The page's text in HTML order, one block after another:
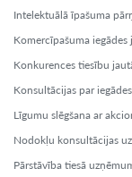
Intelektuālā īpašuma
Komercīpašuma
Konkurences tiesību
Konsultācijas par
Līgumu slēgšana ar
Nodokļu konsultācijas
Pārstāvība tiesā